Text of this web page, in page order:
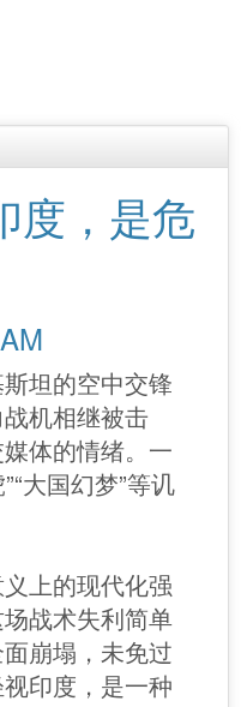
度，是危
坦的空中交锋
机相继被击
体的情绪。一
大国幻梦”等讥
上的现代化强
战术失利简单
崩塌，未免过
印度，是一种